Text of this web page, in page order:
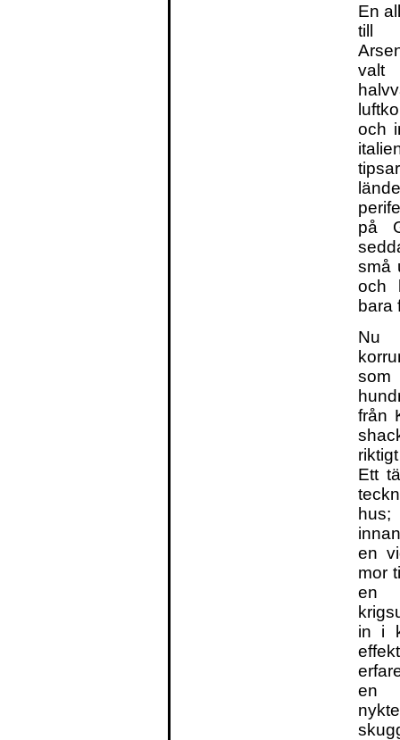
En
till
valt
och
på
små
och
bara
Nu
som
från
Ett
en
mor
en
in i
en